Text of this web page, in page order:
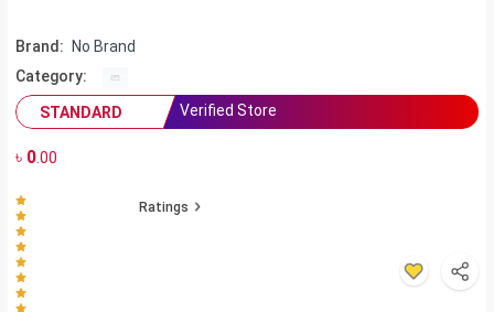
Brand:
No Brand
Category:
STANDARD
Verified Store
৳ 0.00
Ratings